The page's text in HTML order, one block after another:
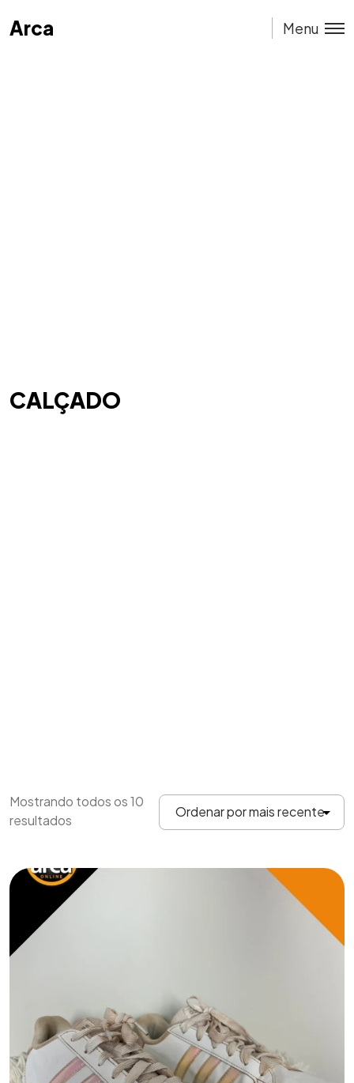
Arca
Arca Menu
CALÇADO
Mostrando todos os 10
resultados